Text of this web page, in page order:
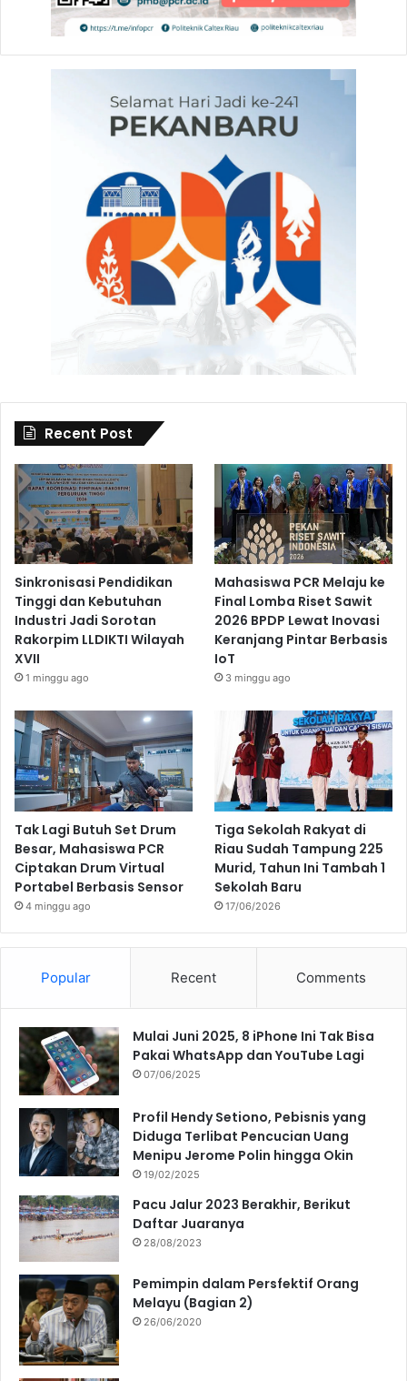
Recent Post
Sinkronisasi Pendidikan
Tinggi dan Kebutuhan
Industri Jadi Sorotan
Rakorpim LLDIKTI Wilayah
XVII
1 minggu ago
Mahasiswa PCR Melaju ke
Final Lomba Riset Sawit
2026 BPDP Lewat Inovasi
Keranjang Pintar Berbasis
IoT
3 minggu ago
Tak Lagi Butuh Set Drum
Besar, Mahasiswa PCR
Ciptakan Drum Virtual
Portabel Berbasis Sensor
4 minggu ago
Tiga Sekolah Rakyat di
Riau Sudah Tampung 225
Murid, Tahun Ini Tambah 1
Sekolah Baru
17/06/2026
Popular Recent Comments
Mulai Juni 2025, 8 iPhone Ini Tak Bisa
Pakai WhatsApp dan YouTube Lagi
07/06/2025
Profil Hendy Setiono, Pebisnis yang
Diduga Terlibat Pencucian Uang
Menipu Jerome Polin hingga Okin
19/02/2025
Pacu Jalur 2023 Berakhir, Berikut
Daftar Juaranya
28/08/2023
Pemimpin dalam Persfektif Orang
Melayu (Bagian 2)
26/06/2020